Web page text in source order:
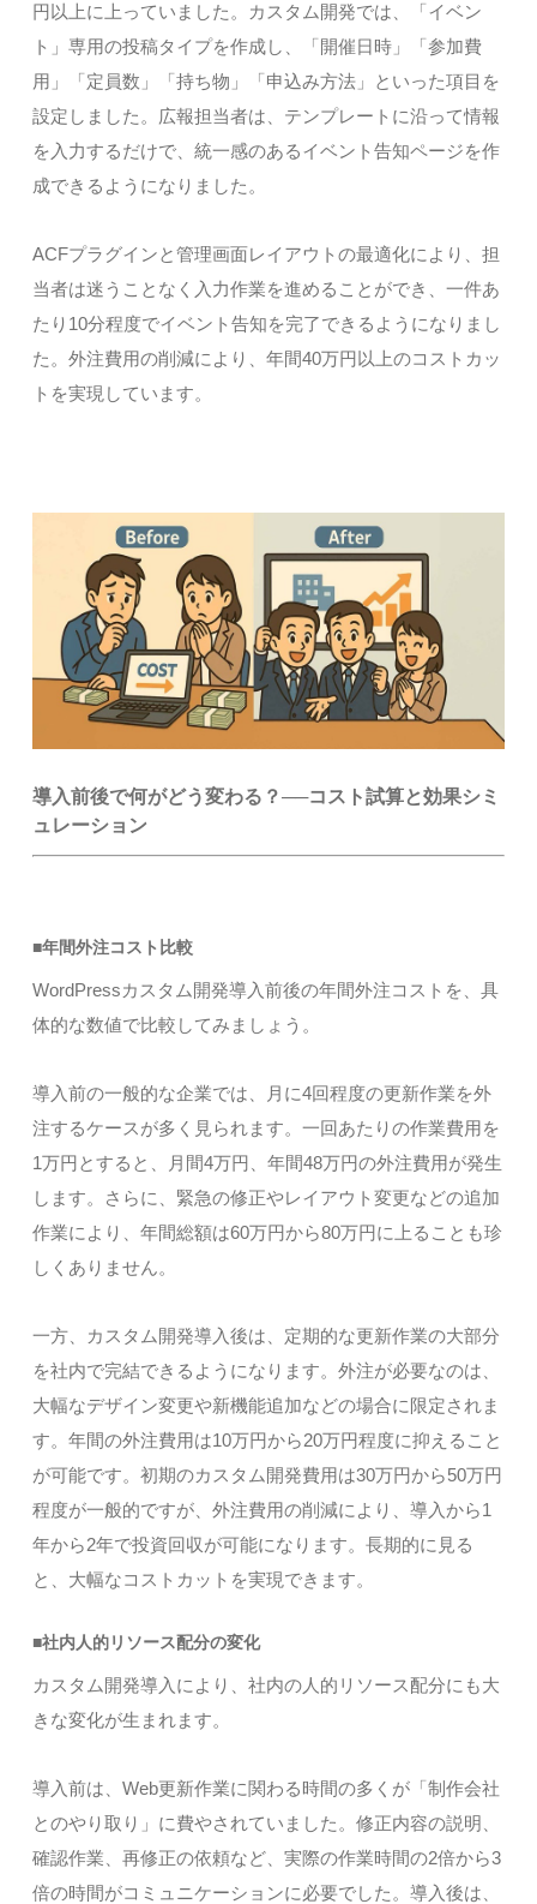
円以上に上っていました。カスタム開発では、「イベン
ト」専用の投稿タイプを作成し、「開催日時」「参加費
用」「定員数」「持ち物」「申込み方法」といった項目を
設定しました。広報担当者は、テンプレートに沿って情報
を入力するだけで、統一感のあるイベント告知ページを作
成できるようになりました。
ACFプラグインと管理画面レイアウトの最適化により、担
当者は迷うことなく入力作業を進めることができ、一件あ
たり10分程度でイベント告知を完了できるようになりまし
た。外注費用の削減により、年間40万円以上のコストカッ
トを実現しています。
導入前後で何がどう変わる？──コスト試算と効果シミ
ュレーション
■年間外注コスト比較
WordPressカスタム開発導入前後の年間外注コストを、具
体的な数値で比較してみましょう。
導入前の一般的な企業では、月に4回程度の更新作業を外
注するケースが多く見られます。一回あたりの作業費用を
1万円とすると、月間4万円、年間48万円の外注費用が発生
します。さらに、緊急の修正やレイアウト変更などの追加
作業により、年間総額は60万円から80万円に上ることも珍
しくありません。
一方、カスタム開発導入後は、定期的な更新作業の大部分
を社内で完結できるようになります。外注が必要なのは、
大幅なデザイン変更や新機能追加などの場合に限定されま
す。年間の外注費用は10万円から20万円程度に抑えること
が可能です。初期のカスタム開発費用は30万円から50万円
程度が一般的ですが、外注費用の削減により、導入から1
年から2年で投資回収が可能になります。長期的に見る
と、大幅なコストカットを実現できます。
■社内人的リソース配分の変化
カスタム開発導入により、社内の人的リソース配分にも大
きな変化が生まれます。
導入前は、Web更新作業に関わる時間の多くが「制作会社
とのやり取り」に費やされていました。修正内容の説明、
確認作業、再修正の依頼など、実際の作業時間の2倍から3
倍の時間がコミュニケーションに必要でした。導入後は、